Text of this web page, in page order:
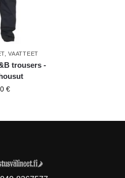
,VAATTEET
trousers -
€